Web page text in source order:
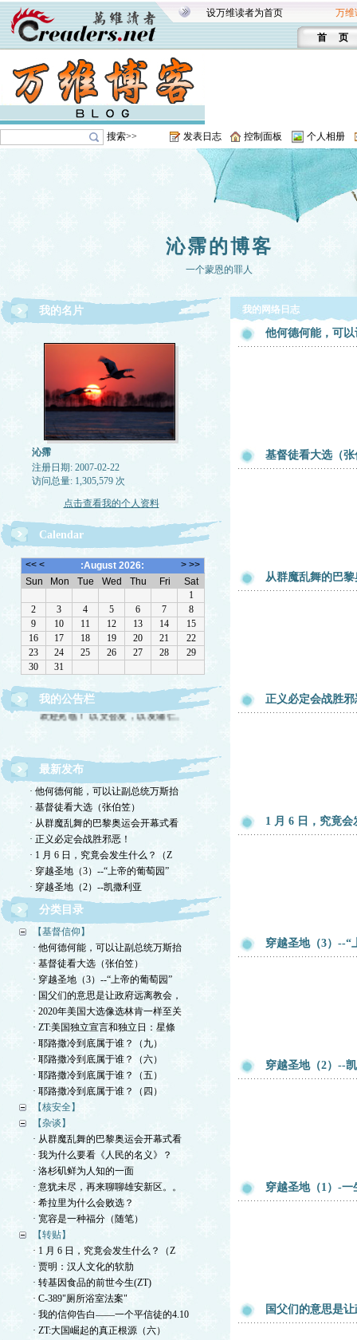
设万维读者为首页 万维
首 页
搜索>> 发表日志 控制面板 个人相册
沁霈的博客
一个蒙恩的罪人
我的名片
沁霈
注册日期: 2007-02-22
访问总量: 1,305,579 次
点击查看我的个人资料
Calendar
我的公告栏
欢迎光临！ 以文会友，以友辅仁。
最新发布
· 他何德何能，可以让副总统万斯抬
· 基督徒看大选（张伯笠）
· 从群魔乱舞的巴黎奥运会开幕式看
· 正义必定会战胜邪恶！
· 1 月 6 日，究竟会发生什么？（Z
· 穿越圣地（3）--“上帝的葡萄园”
· 穿越圣地（2）--凯撒利亚
分类目录
【基督信仰】
· 他何德何能，可以让副总统万斯抬
· 基督徒看大选（张伯笠）
· 穿越圣地（3）--“上帝的葡萄园”
· 国父们的意思是让政府远离教会，
· 2020年美国大选像选林肯一样至关
· ZT:美国独立宣言和独立日：星條
· 耶路撒冷到底属于谁？（九）
· 耶路撒冷到底属于谁？（六）
· 耶路撒冷到底属于谁？（五）
· 耶路撒冷到底属于谁？（四）
【核安全】
【杂谈】
· 从群魔乱舞的巴黎奥运会开幕式看
· 我为什么要看《人民的名义》？
· 洛杉矶鲜为人知的一面
· 意犹未尽，再来聊聊雄安新区。。
· 希拉里为什么会败选？
· 宽容是一种福分（随笔）
【转贴】
· 1 月 6 日，究竟会发生什么？（Z
· 贾明：汉人文化的软肋
· 转基因食品的前世今生(ZT)
· C-389"厕所浴室法案"
· 我的信仰告白——一个平信徒的4.10
· ZT:大国崛起的真正根源（六）
我的网络日志
他何德何能，可
基督徒看大选（
从群魔乱舞的巴
正义必定会战胜邪
1 月 6 日，究竟
穿越圣地（3）--“
穿越圣地（2）--
穿越圣地（1）-
国父们的意思是